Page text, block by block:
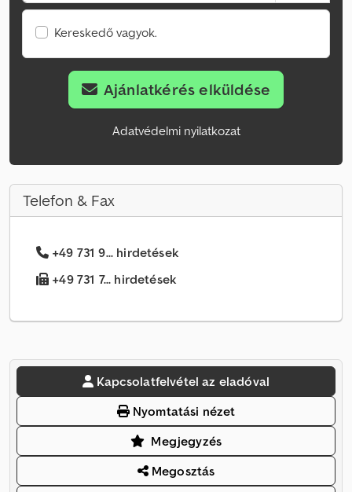
Kereskedő vagyok.
Ajánlatkérés elküldése
Adatvédelmi nyilatkozat
Telefon & Fax
+49 731 9... hirdetések
+49 731 7... hirdetések
Kapcsolatfelvétel az eladóval
Nyomtatási nézet
Megjegyzés
Megosztás